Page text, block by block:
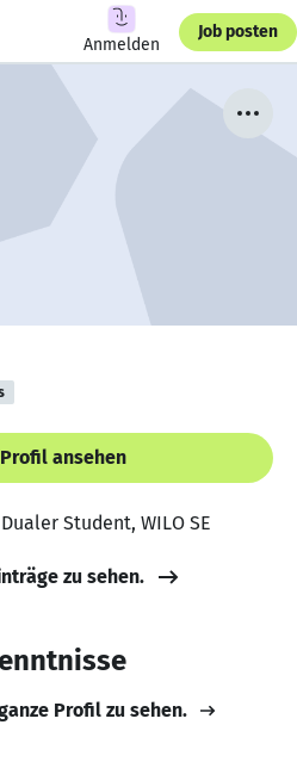
Anmelden
Job posten
ansehen
Student, WILO SE
zu sehen.
Profil zu sehen.